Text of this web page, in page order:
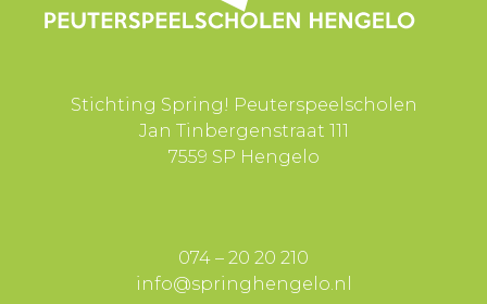
Stichting Spring! Peuterspeelscholen
Jan Tinbergenstraat 111
7559 SP Hengelo
074 – 20 20 210
info@springhengelo.nl